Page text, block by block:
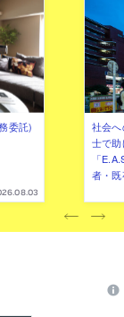
委託)
社会
士で
「
者・